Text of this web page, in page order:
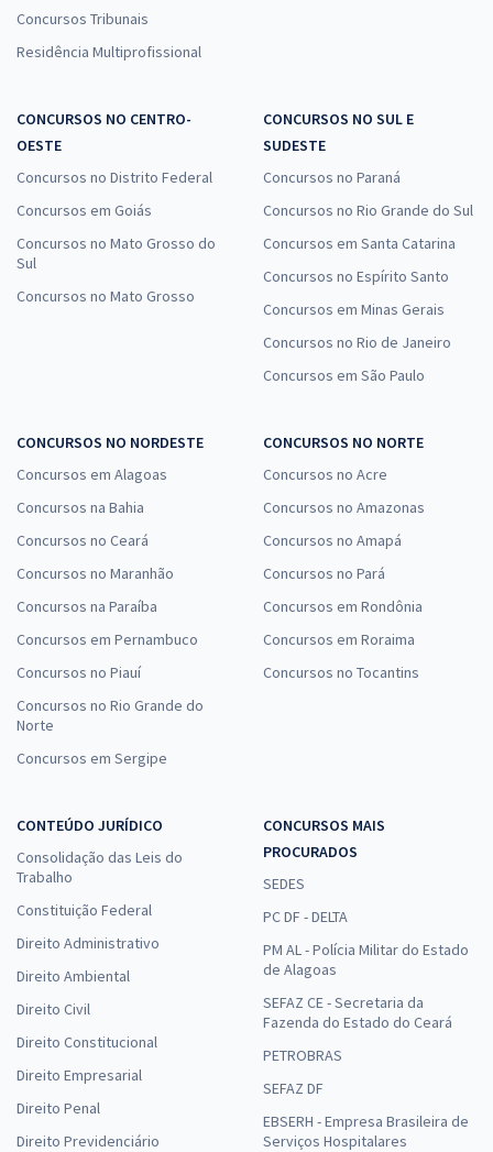
Concursos Tribunais
Residência Multiprofissional
CONCURSOS NO CENTRO-
OESTE
Concursos no Distrito Federal
Concursos em Goiás
Concursos no Mato Grosso do
Sul
Concursos no Mato Grosso
CONCURSOS NO SUL E
SUDESTE
Concursos no Paraná
Concursos no Rio Grande do Sul
Concursos em Santa Catarina
Concursos no Espírito Santo
Concursos em Minas Gerais
Concursos no Rio de Janeiro
Concursos em São Paulo
CONCURSOS NO NORDESTE
Concursos em Alagoas
Concursos na Bahia
Concursos no Ceará
Concursos no Maranhão
Concursos na Paraíba
Concursos em Pernambuco
Concursos no Piauí
Concursos no Rio Grande do
Norte
Concursos em Sergipe
CONCURSOS NO NORTE
Concursos no Acre
Concursos no Amazonas
Concursos no Amapá
Concursos no Pará
Concursos em Rondônia
Concursos em Roraima
Concursos no Tocantins
CONTEÚDO JURÍDICO
Consolidação das Leis do
Trabalho
Constituição Federal
Direito Administrativo
Direito Ambiental
Direito Civil
Direito Constitucional
Direito Empresarial
Direito Penal
Direito Previdenciário
CONCURSOS MAIS
PROCURADOS
SEDES
PC DF - DELTA
PM AL - Polícia Militar do Estado
de Alagoas
SEFAZ CE - Secretaria da
Fazenda do Estado do Ceará
PETROBRAS
SEFAZ DF
EBSERH - Empresa Brasileira de
Serviços Hospitalares